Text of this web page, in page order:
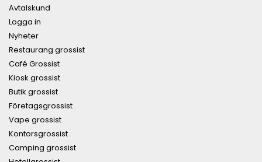
Avtalskund
Logga in
Nyheter
Restaurang grossist
Café Grossist
Kiosk grossist
Butik grossist
Företagsgrossist
Vape grossist
Kontorsgrossist
Camping grossist